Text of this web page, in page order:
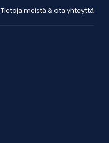
Tietoja meistä & ota yhteyttä